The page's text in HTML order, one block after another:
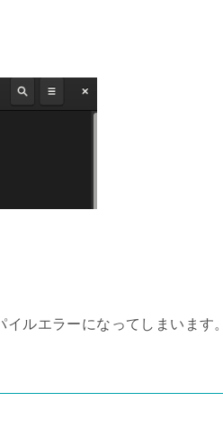
ルエラーになってしまいます。